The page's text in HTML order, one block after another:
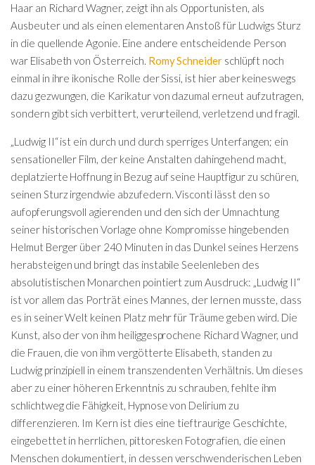
Haar an Richard Wagner, zeigt ihn als Opportunisten, als
Ausbeuter und als einen elementaren Anstoß für Ludwigs Sturz
in die quellende Agonie. Eine andere entscheidende Person
war Elisabeth von Österreich. Romy Schneider schlüpft noch
einmal in ihre ikonische Rolle der Sissi, ist hier aber keineswegs
dazu gezwungen, die Karikatur von dazumal erneut aufzutragen,
sondern gibt sich verbittert, verurteilend, verletzend und fragil.
„Ludwig II“ ist ein durch und durch sperriges Unterfangen; ein
sensationeller Film, der keine Anstalten dahingehend macht,
deplatzierte Hoffnung in Bezug auf seine Hauptfigur zu schüren,
seinen Sturz irgendwie abzufedern. Visconti lässt den so
aufopferungsvoll agierenden und den sich der Umnachtung
seiner historischen Vorlage ohne Kompromisse hingebenden
Helmut Berger über 240 Minuten in das Dunkel seines Herzens
herabsteigen und bringt das instabile Seelenleben des
absolutistischen Monarchen pointiert zum Ausdruck: „Ludwig II“
ist vor allem das Porträt eines Mannes, der lernen musste, dass
es in seiner Welt keinen Platz mehr für Träume geben wird. Die
Kunst, also der von ihm heiliggesprochene Richard Wagner, und
die Frauen, die von ihm vergötterte Elisabeth, standen zu
Ludwig prinzipiell in einem transzendenten Verhältnis. Um dieses
aber zu einer höheren Erkenntnis zu schrauben, fehlte ihm
schlichtweg die Fähigkeit, Hypnose von Delirium zu
differenzieren. Im Kern ist dies eine tieftraurige Geschichte,
eingebettet in herrlichen, pittoresken Fotografien, die einen
Menschen dokumentiert, in dessen verschwenderischen Leben